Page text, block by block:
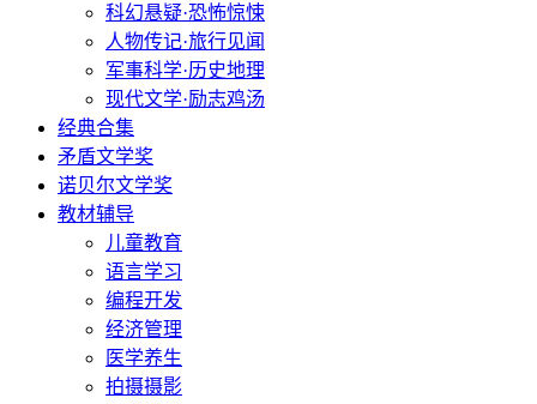
科幻悬疑·恐怖惊悚
人物传记·旅行见闻
军事科学·历史地理
现代文学·励志鸡汤
经典合集
矛盾文学奖
诺贝尔文学奖
教材辅导
儿童教育
语言学习
编程开发
经济管理
医学养生
拍摄摄影